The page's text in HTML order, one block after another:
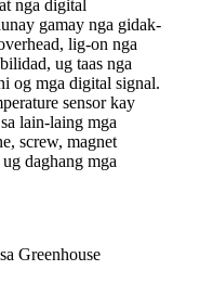
nga digital
gamay nga gidak-
lig-on nga
ug taas nga
og mga digital signal.
sensor kay
lain-laing mga
screw, magnet
daghang mga